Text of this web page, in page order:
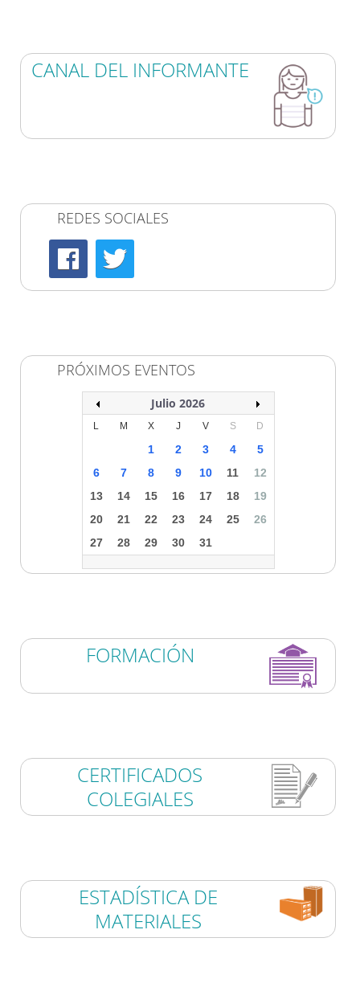
CANAL DEL INFORMANTE
REDES SOCIALES
PRÓXIMOS EVENTOS
Julio 2026
L M X J V S D
1 2 3 4
5
6
7 8 9 10 11
12
13
14 15 16 17 18
19
20
21 22 23 24 25
26
27
28 29 30 31
FORMACIÓN
CERTIFICADOS
COLEGIALES
ESTADÍSTICA DE
MATERIALES